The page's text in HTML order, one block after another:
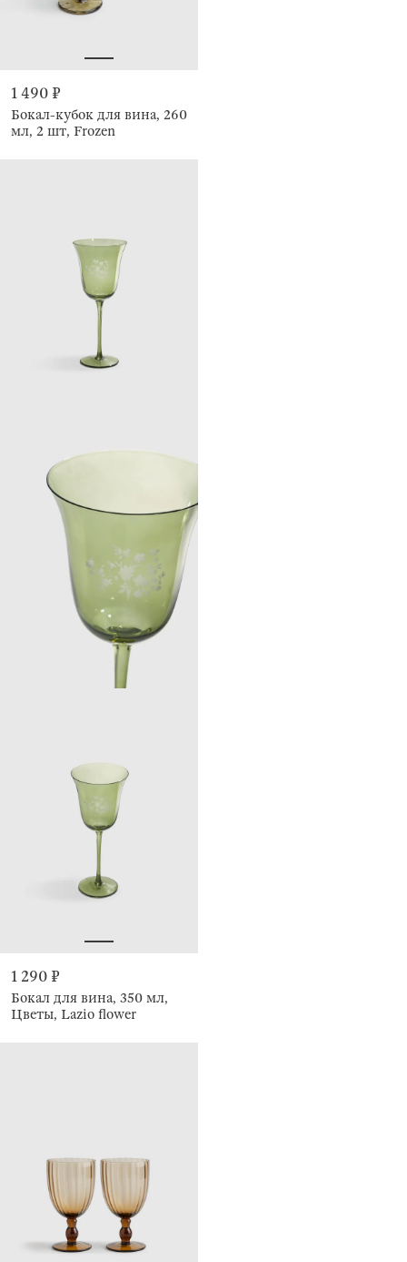
1 490 ₽
Бокал-кубок для вина, 260
мл, 2 шт, Frozen
1 290 ₽
Бокал для вина, 350 мл,
Цветы, Lazio flower